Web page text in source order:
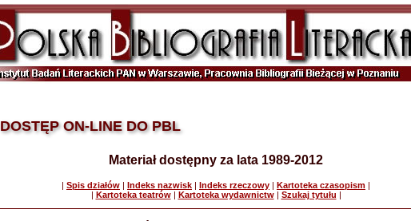
DOSTĘP ON-LINE DO PBL
Materiał dostępny za lata 1989-2012
| Spis działów | Indeks nazwisk | Indeks rzeczowy | Kartoteka czasopism |
| Kartoteka teatrów| Kartoteka wydawnictw| Szukaj tytułu |